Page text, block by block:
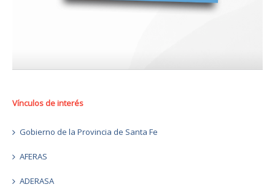
Vínculos de interés
Gobierno de la Provincia de Santa Fe
AFERAS
ADERASA